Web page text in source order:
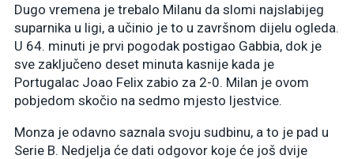
Dugo vremena je trebalo Milanu da slomi najslabijeg
suparnika u ligi, a učinio je to u završnom dijelu ogleda.
U 64. minuti je prvi pogodak postigao Gabbia, dok je
sve zaključeno deset minuta kasnije kada je
Portugalac Joao Felix zabio za 2-0. Milan je ovom
pobjedom skočio na sedmo mjesto ljestvice.
Monza je odavno saznala svoju sudbinu, a to je pad u
Serie B. Nedjelja će dati odgovor koje će još dvije